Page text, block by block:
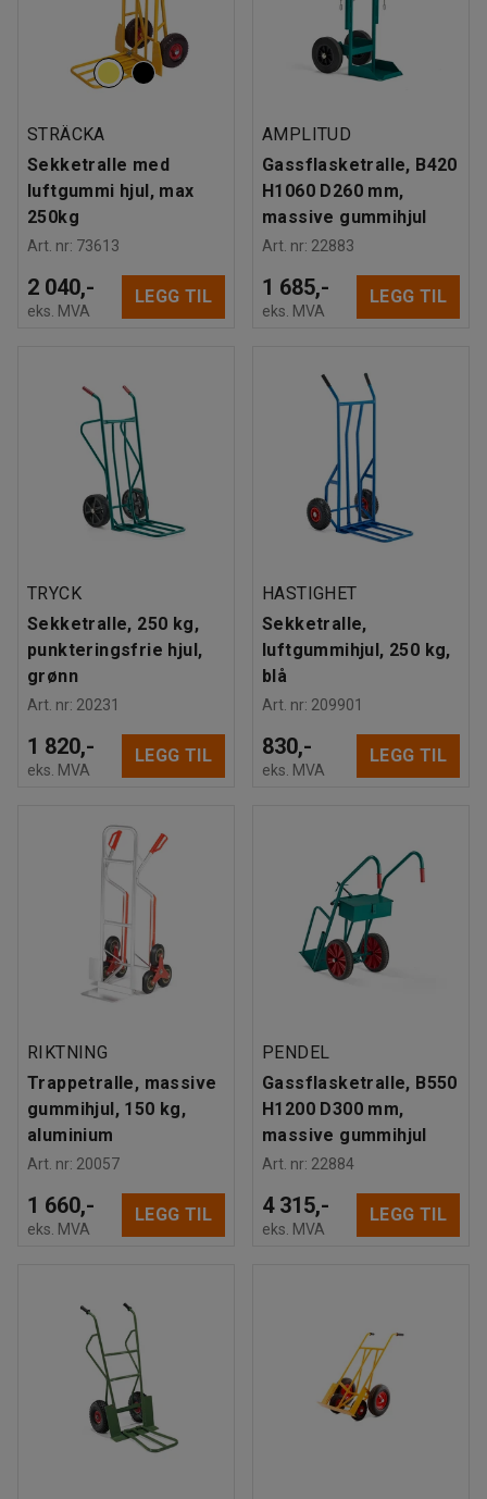
STRÄCKA
Sekketralle med
luftgummi hjul, max
250kg
Art. nr: 73613
2 040,-
eks. MVA
LEGG TIL
AMPLITUD
Gassflasketralle, B420
H1060 D260 mm,
massive gummihjul
Art. nr: 22883
1 685,-
eks. MVA
LEGG TIL
TRYCK
Sekketralle, 250 kg,
punkteringsfrie hjul,
grønn
Art. nr: 20231
1 820,-
eks. MVA
LEGG TIL
HASTIGHET
Sekketralle,
luftgummihjul, 250 kg,
blå
Art. nr: 209901
830,-
eks. MVA
LEGG TIL
RIKTNING
Trappetralle, massive
gummihjul, 150 kg,
aluminium
Art. nr: 20057
1 660,-
eks. MVA
LEGG TIL
PENDEL
Gassflasketralle, B550
H1200 D300 mm,
massive gummihjul
Art. nr: 22884
4 315,-
eks. MVA
LEGG TIL